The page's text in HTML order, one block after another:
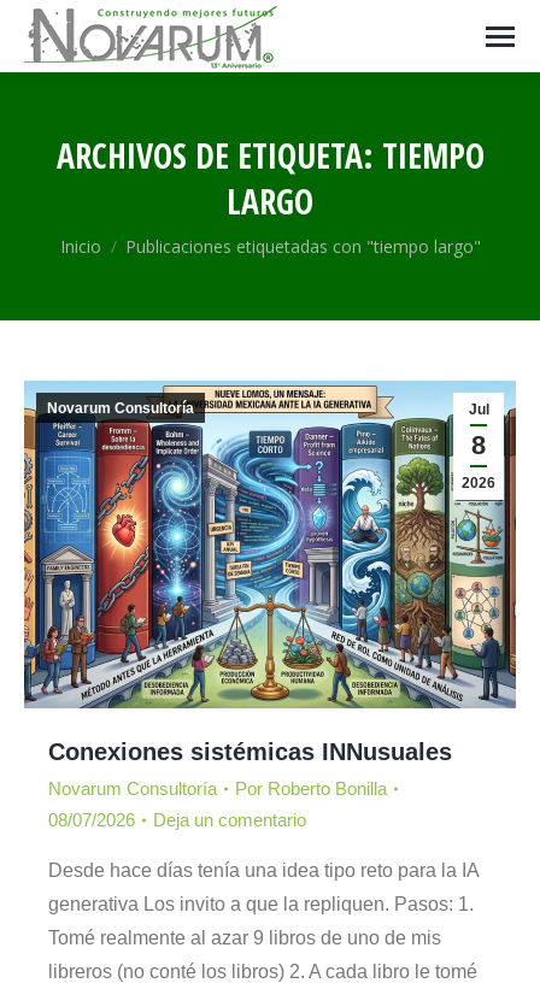
ARCHIVOS DE ETIQUETA: TIEMPO
LARGO
Estás aquí:
Inicio Publicaciones etiquetadas con "tiempo largo"
Jul
8
2026
Novarum Consultoría
Conexiones sistémicas INNusuales
Novarum Consultoría Por Roberto Bonilla
08/07/2026
Deja un comentario
Desde hace días tenía una idea tipo reto para la IA
generativa Los invito a que la repliquen. Pasos: 1.
Tomé realmente al azar 9 libros de uno de mis
libreros (no conté los libros) 2. ⁠A cada libro le tomé